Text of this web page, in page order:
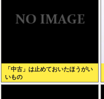
「中古」は止めておいたほうがい
いもの